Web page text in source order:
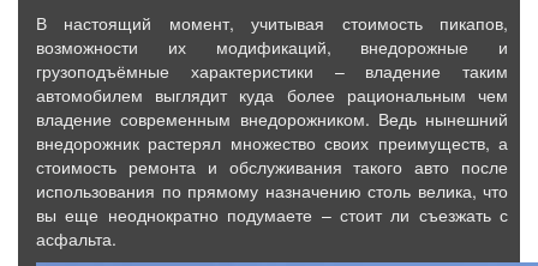
В настоящий момент, учитывая стоимость пикапов,
возможности их модификаций, внедорожные и
грузоподъёмные характеристики – владение таким
автомобилем выглядит куда более рациональным чем
владение современным внедорожником. Ведь нынешний
внедорожник растерял множество своих преимуществ, а
стоимость ремонта и обслуживания такого авто после
использования по прямому назначению столь велика, что
вы еще неоднократно подумаете – стоит ли съезжать с
асфальта.